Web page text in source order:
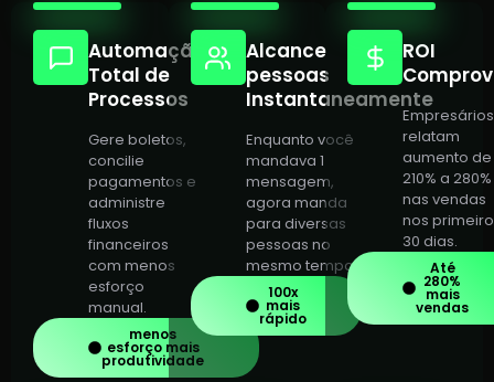
Automação
Total de
Processos
Gere boletos,
concilie
pagamentos e
administre
fluxos
financeiros
com menos
esforço
manual.
menos
esforço mais
produtividade
Alcance
pessoas
Instantaneamente
Enquanto você
mandava 1
mensagem,
agora manda
para diversas
pessoas no
mesmo tempo.
100x
mais
rápido
ROI
Empresários
relatam
aumento de
210% a 280%
nas vendas
nos
30 dias.
Até
280%
mais
vendas